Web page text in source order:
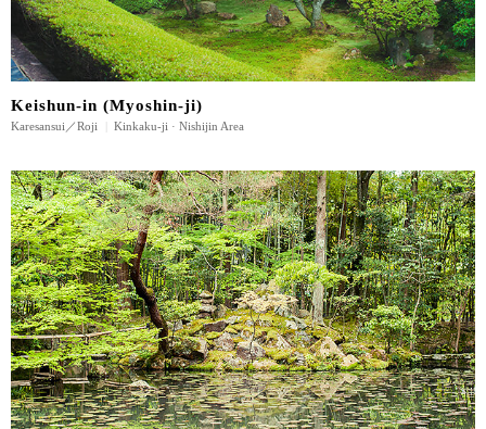
Keishun-in (Myoshin-ji)
Karesansui／Roji Kinkaku-ji · Nishijin Area